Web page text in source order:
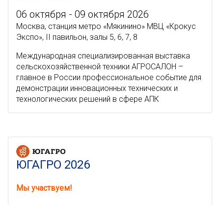
06 октября - 09 октября 2026
Москва, станция метро «Мякинино» МВЦ «Крокус
Экспо», II павильон, залы 5, 6, 7, 8
Международная специализированная выставка
сельскохозяйственной техники АГРОСАЛОН –
главное в России профессиональное событие для
демонстрации инновационных технических и
технологических решений в сфере АПК
ЮГАГРО 2026
Мы участвуем!